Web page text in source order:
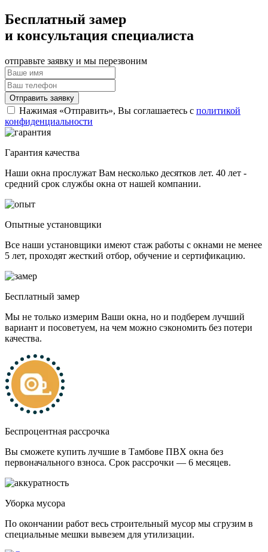
Бесплатный замер
и консультация специалиста
отправьте заявку и мы перезвоним
Отправить заявку
Нажимая «Отправить», Вы соглашаетесь с политикой
конфиденциальности
Гарантия качества
Наши окна прослужат Вам несколько десятков лет. 40 лет -
средний срок службы окна от нашей компании.
Опытные установщики
Все наши установщики имеют стаж работы с окнами не менее
5 лет, проходят жесткий отбор, обучение и сертификацию.
Бесплатный замер
Мы не только измерим Ваши окна, но и подберем лучший
вариант и посоветуем, на чем можно сэкономить без потери
качества.
Беспроцентная рассрочка
Вы сможете купить лучшие в Тамбове ПВХ окна без
первоначального взноса. Срок рассрочки — 6 месяцев.
Уборка мусора
По окончании работ весь строительный мусор мы сгрузим в
специальные мешки вывезем для утилизации.